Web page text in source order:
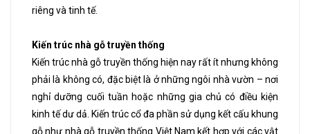
riêng và tinh tế.
Kiến trúc nhà gỗ truyền thống
Kiến trúc nhà gỗ truyền thống hiện nay rất ít nhưng không
phải là không có, đặc biệt là ở những ngôi nhà vườn – nơi
nghỉ dưỡng cuối tuần hoặc những gia chủ có điều kiện
kinh tế dư dả. Kiến trúc cổ đa phần sử dụng kết cấu khung
gỗ như nhà gỗ truyền thống Việt Nam kết hợp với các vật